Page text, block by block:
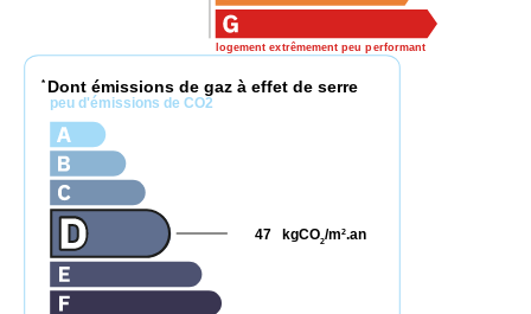
logement extrêmement peu performant
* Dont émissions de gaz à effet de serre
peu d'émissions de CO2
kgCO2/m2.an
47